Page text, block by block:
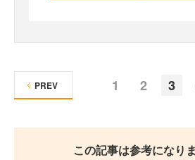
1 2 3
PREV
この記事は参考になり